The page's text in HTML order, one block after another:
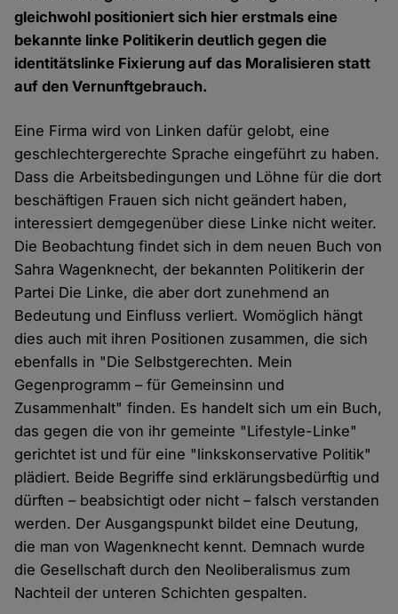
gleichwohl positioniert sich hier erstmals eine
bekannte linke Politikerin deutlich gegen die
identitätslinke Fixierung auf das Moralisieren statt
auf den Vernunftgebrauch.
Eine Firma wird von Linken dafür gelobt, eine
geschlechtergerechte Sprache eingeführt zu haben.
Dass die Arbeitsbedingungen und Löhne für die dort
beschäftigen Frauen sich nicht geändert haben,
interessiert demgegenüber diese Linke nicht weiter.
Die Beobachtung findet sich in dem neuen Buch von
Sahra Wagenknecht, der bekannten Politikerin der
Partei Die Linke, die aber dort zunehmend an
Bedeutung und Einfluss verliert. Womöglich hängt
dies auch mit ihren Positionen zusammen, die sich
ebenfalls in "Die Selbstgerechten. Mein
Gegenprogramm – für Gemeinsinn und
Zusammenhalt" finden. Es handelt sich um ein Buch,
das gegen die von ihr gemeinte "Lifestyle-Linke"
gerichtet ist und für eine "linkskonservative Politik"
plädiert. Beide Begriffe sind erklärungsbedürftig und
dürften – beabsichtigt oder nicht – falsch verstanden
werden. Der Ausgangspunkt bildet eine Deutung,
die man von Wagenknecht kennt. Demnach wurde
die Gesellschaft durch den Neoliberalismus zum
Nachteil der unteren Schichten gespalten.